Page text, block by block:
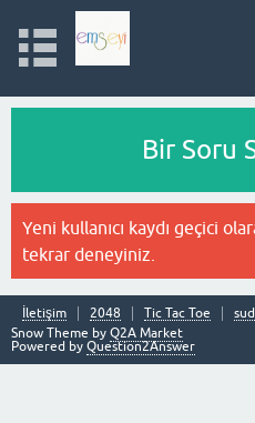
Bir Soru
Yeni kullanıcı kaydı geçici
tekrar deneyiniz.
İletişim 2048 Tic Tac Toe
Snow Theme by Q2A Market
Powered by Question2Answer